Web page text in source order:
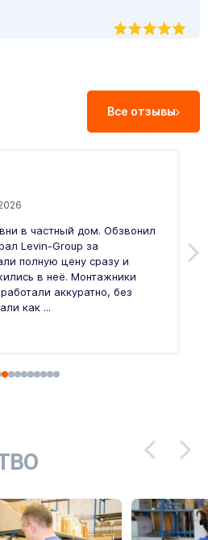
Все отзывы
в частный дом. Обзвонил
Levin-Group за
полную цену сразу и
в неё. Монтажники
аккуратно, без
как ...